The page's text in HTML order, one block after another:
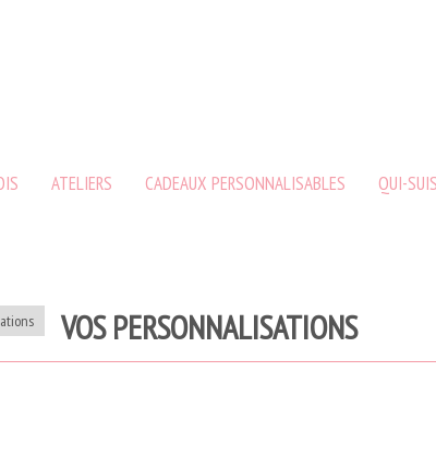
ATELIERS CADEAUX PERSONNALISABLES QUI-
VOS PERSONNALISATIONS